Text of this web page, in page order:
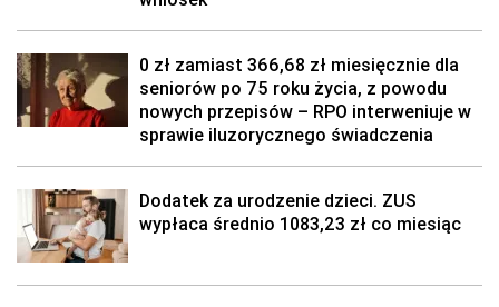
0 zł zamiast 366,68 zł miesięcznie dla
seniorów po 75 roku życia, z powodu
nowych przepisów – RPO interweniuje w
sprawie iluzorycznego świadczenia
Dodatek za urodzenie dzieci. ZUS
wypłaca średnio 1083,23 zł co miesiąc